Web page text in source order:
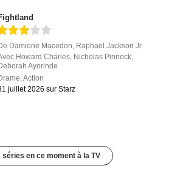
Damione Macedon Raphael Jackson Jr.
Howard Charles Nicholas Pinnock
Ayorinde
,Action
juillet 2026 sur Starz
en ce moment à la TV